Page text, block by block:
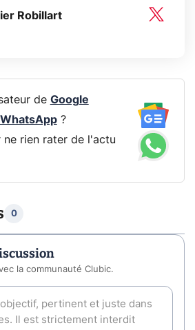
Robillart
de Google
WhatsApp?
ne rien rater de l'actu
0
la communauté Clubic.